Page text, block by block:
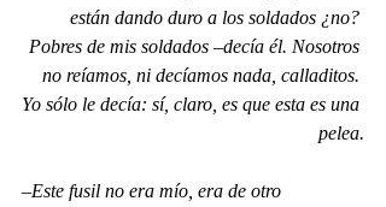
están dando duro a los soldados ¿no?
Pobres de mis soldados –decía él. Nosotros
no reíamos, ni decíamos nada, calladitos.
Yo sólo le decía: sí, claro, es que esta es una
pelea.
–Este fusil no era mío, era de otro